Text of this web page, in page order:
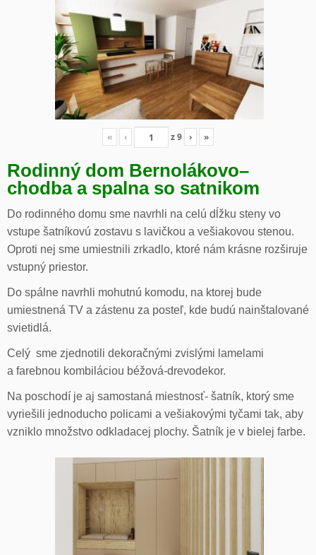
« ‹ z9 › »
Rodinný dom Bernolákovo–
chodba a spalna so satnikom
Do rodinného domu sme navrhli na celú dĺžku steny vo
vstupe šatníkovú zostavu s lavičkou a vešiakovou stenou.
Oproti nej sme umiestnili zrkadlo, ktoré nám krásne rozširuje
vstupný priestor.
Do spálne navrhli mohutnú komodu, na ktorej bude
umiestnená TV a zástenu za posteľ, kde budú nainštalované
svietidlá.
Celý sme zjednotili dekoračnými zvislými lamelami
a farebnou kombiláciou béžová-drevodekor.
Na poschodí je aj samostaná miestnosť- šatník, ktorý sme
vyriešili jednoducho policami a vešiakovými tyčami tak, aby
vzniklo množstvo odkladacej plochy. Šatník je v bielej farbe.